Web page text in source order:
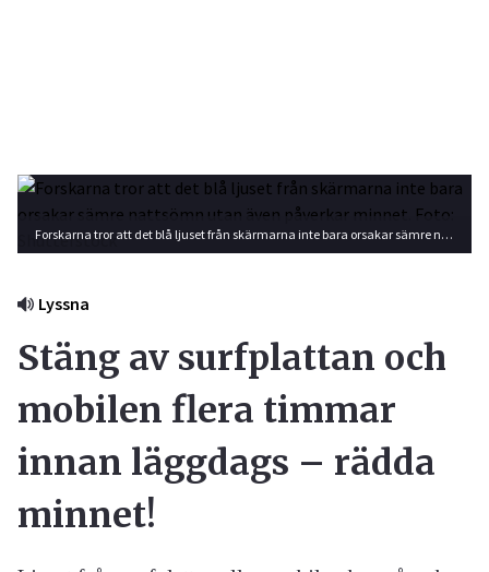
Forskarna tror att det blå ljuset från skärmarna inte bara orsakar sämre nattsömn utan även påverkar minnet. Foto: Shutterstock
Lyssna
Stäng av surfplattan och
mobilen flera timmar
innan läggdags – rädda
minnet!